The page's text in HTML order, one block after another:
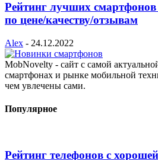
Рейтинг лучших смартфонов
по цене/качеству/отзывам
Alex - 24.12.2022
MobNovelty - сайт с самой
смартфонах и рынке мобильной
чем увлечены сами.
Популярное
Рейтинг телефонов с